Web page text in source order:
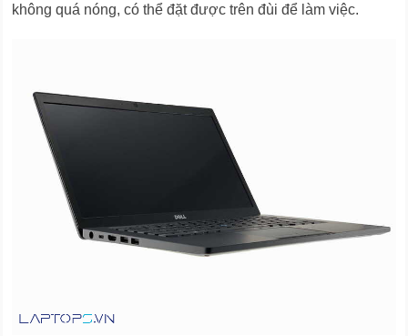
không quá nóng, có thể đặt được trên đùi để làm việc.